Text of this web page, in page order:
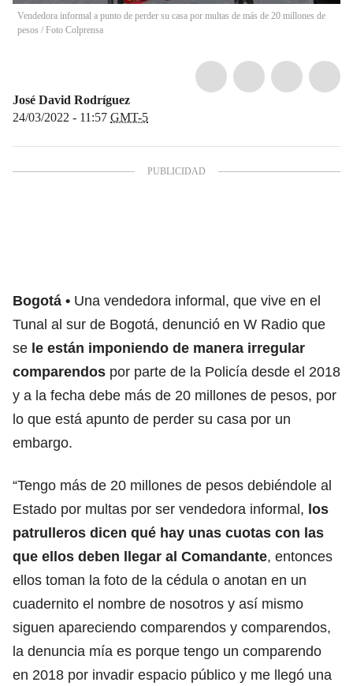
Vendedora informal a punto de perder su casa por multas de más de 20 millones de
pesos / Foto Colprensa
José David Rodríguez
24/03/2022 - 11:57 GMT-5
Bogotá
Una vendedora informal, que vive en el
Tunal al sur de Bogotá, denunció en W Radio que
se le están imponiendo de manera irregular
comparendos por parte de la Policía desde el 2018
y a la fecha debe más de 20 millones de pesos, por
lo que está apunto de perder su casa por un
embargo.
“Tengo más de 20 millones de pesos debiéndole al
Estado por multas por ser vendedora informal, los
patrulleros dicen qué hay unas cuotas con las
que ellos deben llegar al Comandante, entonces
ellos toman la foto de la cédula o anotan en un
cuadernito el nombre de nosotros y así mismo
siguen apareciendo comparendos y comparendos,
la denuncia mía es porque tengo un comparendo
en 2018 por invadir espacio público y me llegó una